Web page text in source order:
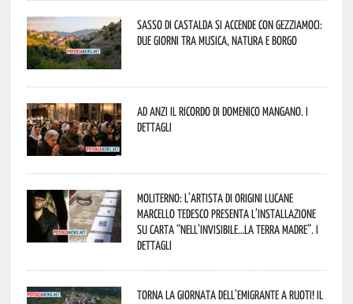
Sasso di Castalda si accende con Gezziamoci:
due giorni tra musica, natura e borgo
Ad Anzi il ricordo di Domenico Mangano. I
dettagli
Moliterno: l’artista di origini lucane
Marcello Tedesco presenta l’installazione
su carta “Nell’invisibile…la terra madre”. I
dettagli
Torna la Giornata dell’Emigrante a Ruoti! Il